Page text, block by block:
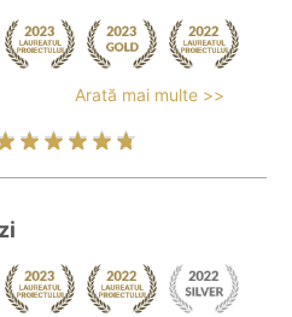
Arată mai multe >>